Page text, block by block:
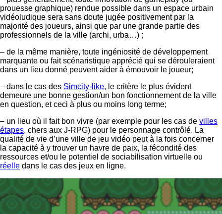
prouesse graphique) rendue possible dans un espace urbain
vidéoludique sera sans doute jugée positivement par la
majorité des joueurs, ainsi que par une grande partie des
professionnels de la ville (archi, urba…) ;
– de la même manière, toute ingéniosité de développement
marquante ou fait scénaristique apprécié qui se dérouleraient
dans un lieu donné peuvent aider à émouvoir le joueur;
– dans le cas des Simcity-like, le critère le plus évident
demeure une bonne gestion/un bon fonctionnement de la ville
en question, et ceci à plus ou moins long terme;
– un lieu où il fait bon vivre (par exemple pour les cas de villes
étapes, chers aux J-RPG) pour le personnage contrôlé. La
qualité de vie d’une ville de jeu vidéo peut à la fois concerner
la capacité à y trouver un havre de paix, la fécondité des
ressources et/ou le potentiel de sociabilisation virtuelle ou
réelle dans le cas des jeux en ligne.